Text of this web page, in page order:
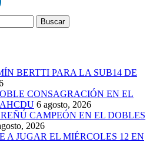
BERTTI PARA LA SUB14 DE
CONSAGRACIÓN EN EL
6 agosto, 2026
CAMPEÓN EN EL DOBLES
2026
A JUGAR EL MIÉRCOLES 12 EN